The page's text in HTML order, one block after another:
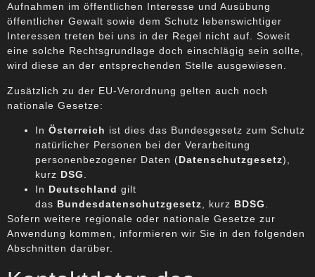
Aufnahmen im öffentlichen Interesse und Ausübung
öffentlicher Gewalt sowie dem Schutz lebenswichtiger
Interessen treten bei uns in der Regel nicht auf. Soweit
eine solche Rechtsgrundlage doch einschlägig sein sollte,
wird diese an der entsprechenden Stelle ausgewiesen.
Zusätzlich zu der EU-Verordnung gelten auch noch
nationale Gesetze:
In Österreich ist dies das Bundesgesetz zum Schutz
natürlicher Personen bei der Verarbeitung
personenbezogener Daten (Datenschutzgesetz),
kurz DSG
In Deutschland gilt
das Bundesdatenschutzgesetz , kurz BDSG
Sofern weitere regionale oder nationale Gesetze zur
Anwendung kommen, informieren wir Sie in den folgenden
Abschnitten darüber.